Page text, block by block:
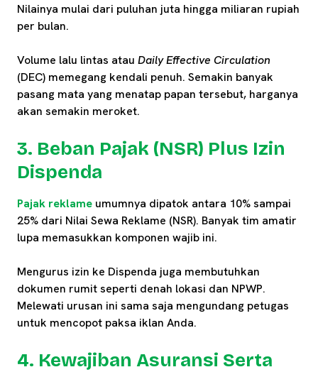
Nilainya mulai dari puluhan juta hingga miliaran rupiah
per bulan.
Volume lalu lintas atau Daily Effective Circulation
(DEC) memegang kendali penuh. Semakin banyak
pasang mata yang menatap papan tersebut, harganya
akan semakin meroket.
3. Beban Pajak (NSR) Plus Izin
Dispenda
Pajak reklame umumnya dipatok antara 10% sampai
25% dari Nilai Sewa Reklame (NSR). Banyak tim amatir
lupa memasukkan komponen wajib ini.
Mengurus izin ke Dispenda juga membutuhkan
dokumen rumit seperti denah lokasi dan NPWP.
Melewati urusan ini sama saja mengundang petugas
untuk mencopot paksa iklan Anda.
4. Kewajiban Asuransi Serta